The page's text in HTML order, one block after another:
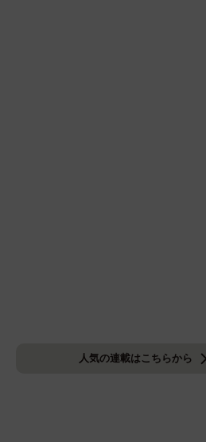
人気の連載はこちらから